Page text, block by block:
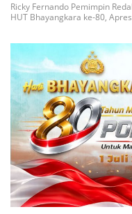
Ricky Fernando Pemimpin
HUT Bhayangkara ke-80,